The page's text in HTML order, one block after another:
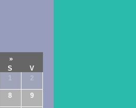
»
S
V
2
8 9